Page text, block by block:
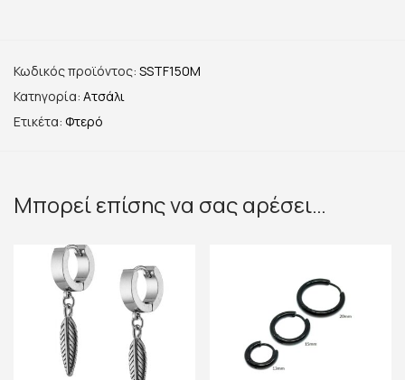
Κωδικός προϊόντος: SSTF150M
Κατηγορία: Ατσάλι
Ετικέτα: Φτερό
Μπορεί επίσης να σας αρέσει…